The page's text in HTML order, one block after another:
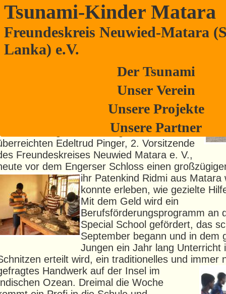
Tsunami-Kinder Matara
Freundeskreis Neuwied-Matara
Lanka) e.V.
Der Tsunami
Unser Verein
Unsere Projekte
Unsere Partner
Lions Hilfe Maria Laach eröffnet
für gehörlose Jungs
war doch mal eine wunderschöne
Überraschung: die
Maria Laach in Person ihres
Dr. Georg Bernhard
Edeltrud Pinger, 2. Vorsitzende
Freundeskreises Neuwied Matara e. V.,
vor dem Engerser Schloss einen
ihr Patenkind Ridmi aus Matara
konnte erleben, wie gezielte
Mit dem Geld wird ein
Berufsförderungsprogramm an
Special School gefördert, das
September begann und in dem
Jungen ein Jahr lang Unterricht
erteilt wird, ein traditionelles und immer
Handwerk auf der Insel im
Ozean. Dreimal die Woche